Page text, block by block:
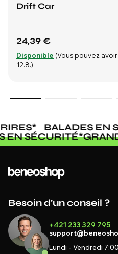
Drift Car
24,39 €
Disponible (Vous pouvez avoir
12.8.)
* BALADES EN
EN SÉCURITÉ*
Besoin d'un conseil ?
+421 233 329 795
Lundi - Vendredi